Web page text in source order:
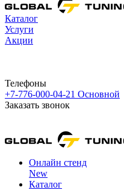
Каталог
Услуги
Акции
Телефоны
+7-776-000-04-21 Основной
Заказать звонок
Онлайн стенд
New
Каталог